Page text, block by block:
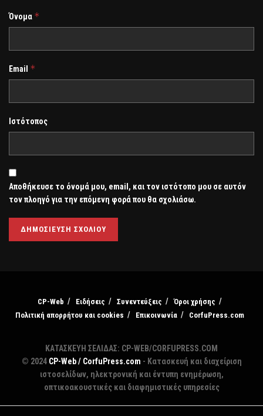
Όνομα *
Email *
Ιστότοπος
Αποθήκευσε το όνομά μου, email, και τον ιστότοπο μου σε αυτόν
τον πλοηγό για την επόμενη φορά που θα σχολιάσω.
CP-Web Ειδήσεις Συνεντεύξεις
Όροι χρήσης
Πολιτική απορρήτου και cookies
Επικοινωνία CorfuPress.com
ΚΑΤΑΣΚΕΥΗ ΣΕΛΙΔΑΣ: CP-WEB/CORFUPRESS.COM
© 2024 CP-Web / CorfuPress.com - Κατασκευή και διαχείριση
ιστοσελίδων, ηλεκτρονική και έντυπη ενημέρωση,
οπτικοακουστικές και διαφημιστικές υπηρεσίες